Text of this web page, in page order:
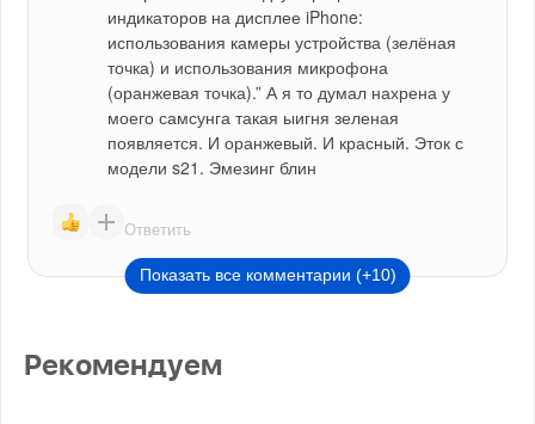
индикаторов на дисплее iPhone:
использования камеры устройства (зелёная
точка) и использования микрофона
(оранжевая точка).” А я то думал нахрена у
моего самсунга такая ыигня зеленая
появляется. И оранжевый. И красный. Эток с
модели s21. Эмезинг блин
Ответить
Показать все комментарии (+10)
Рекомендуем